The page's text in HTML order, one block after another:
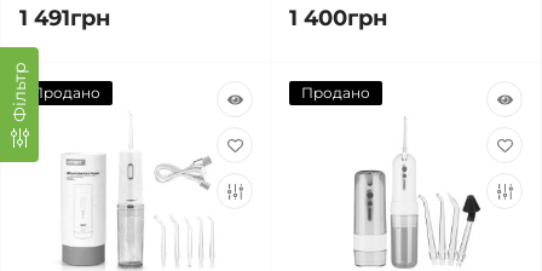
Фільтр
1 491грн 1 400грн
Продано Продано